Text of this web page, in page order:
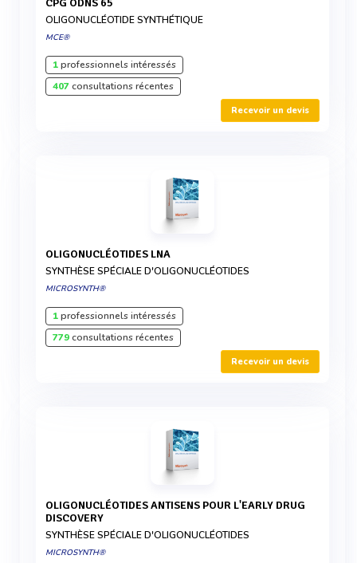
CPG ODNS 65
OLIGONUCLÉOTIDE SYNTHÉTIQUE
MCE®
1professionnels intéressés
407consultations récentes
Recevoir un devis
OLIGONUCLÉOTIDES LNA
SYNTHÈSE SPÉCIALE D'OLIGONUCLÉOTIDES
MICROSYNTH®
1professionnels intéressés
779consultations récentes
Recevoir un devis
OLIGONUCLÉOTIDES ANTISENS POUR L'EARLY DRUG
DISCOVERY
SYNTHÈSE SPÉCIALE D'OLIGONUCLÉOTIDES
MICROSYNTH®